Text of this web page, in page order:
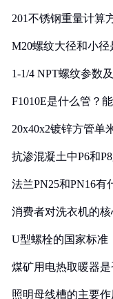
201不锈钢重量计算
M20螺纹大径和小径
1-1/4 NPT螺纹参数
F1010E是什么管？
20x40x2镀锌方管单
抗渗混凝土中P6和
法兰PN25和PN16有
消费者对洗衣机的
U型螺栓的国家标准
煤矿用电热取暖器
照明母线槽的主要作